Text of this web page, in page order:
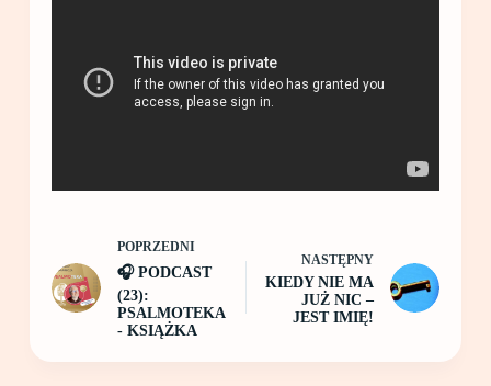
POPRZEDNI
🎧 PODCAST
(23):
PSALMOTEKA
- KSIĄŻKA
NASTĘPNY
KIEDY NIE MA
JUŻ NIC –
JEST IMIĘ!